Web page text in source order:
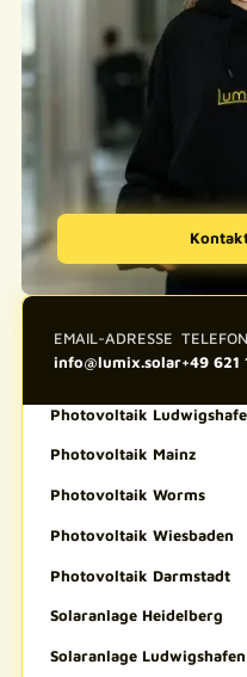
REGIONAL
Photovoltaik Heidelberg
Photovoltaik
Photovoltaik Mainz
Photovoltaik Worms
Photovoltaik Wiesbaden
Photovoltaik Darmstadt
Solaranlage Heidelberg
Solaranlage Ludwigshafen
EMAIL-ADRESSE
info@lumix.solar+49 621